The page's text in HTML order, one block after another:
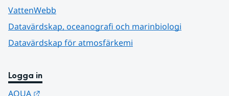
VattenWebb
Datavärdskap, oceanografi och marinbiologi
Datavärdskap för atmosfärkemi
Logga in
AQUA